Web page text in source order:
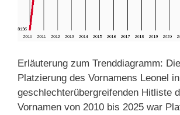
Erläuterung zum Trenddiagramm:
Platzierung des Vornamens Leonel
geschlechterübergreifenden Hitliste
Vornamen von 2010 bis 2025 war